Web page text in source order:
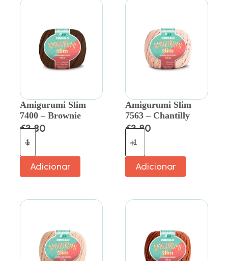
Amigurumi Slim
7400 – Brownie
€3.80
Adicionar
Amigurumi Slim
7563 – Chantilly
€3.80
Adicionar